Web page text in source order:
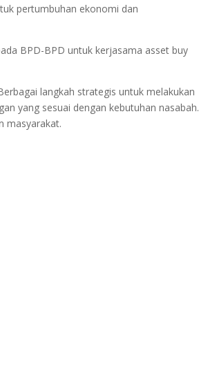
pertumbuhan ekonomi dan
BPD-BPD untuk kerjasama asset buy
langkah strategis untuk melakukan
yang sesuai dengan kebutuhan nasabah.
masyarakat.